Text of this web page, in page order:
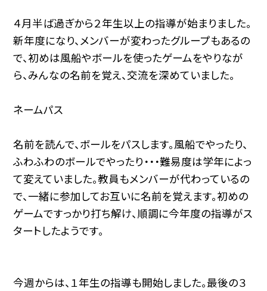
４月半ば過ぎから２年生以上の指導が始まりました。
新年度になり、メンバーが変わったグループもあるの
で、初めは風船やボールを使ったゲームをやりなが
ら、みんなの名前を覚え、交流を深めていました。
ネームパス
名前を読んで、ボールをパスします。風船でやったり、
ふわふわのボールでやったり・・・難易度は学年によっ
て変えていました。教員もメンバーが代わっているの
で、一緒に参加してお互いに名前を覚えます。初めの
ゲームですっかり打ち解け、順調に今年度の指導がス
タートしたようです。
今週からは、１年生の指導も開始しました。最後の３